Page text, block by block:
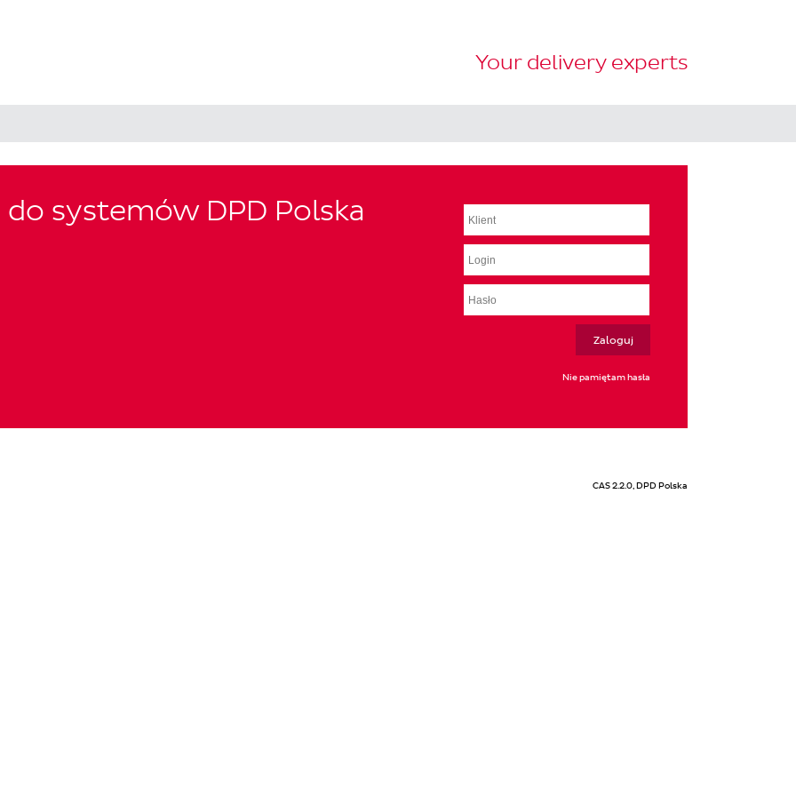
Your delivery experts
systemów DPD Polska
Nie pamiętam hasła
CAS 2.2.0, DPD Polska